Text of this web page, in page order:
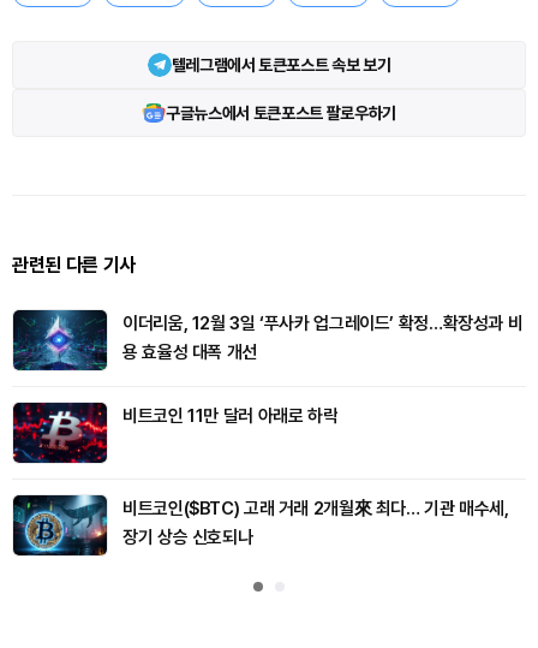
텔레그램에서 토큰포스트 속보 보기
구글뉴스에서 토큰포스트 팔로우하기
관련된 다른 기사
이더리움, 12월 3일 ‘푸사카 업그레이드’ 확정…확장성과 비
용 효율성 대폭 개선
비트코인 11만 달러 아래로 하락
비트코인($BTC) 고래 거래 2개월來 최다… 기관 매수세,
장기 상승 신호되나